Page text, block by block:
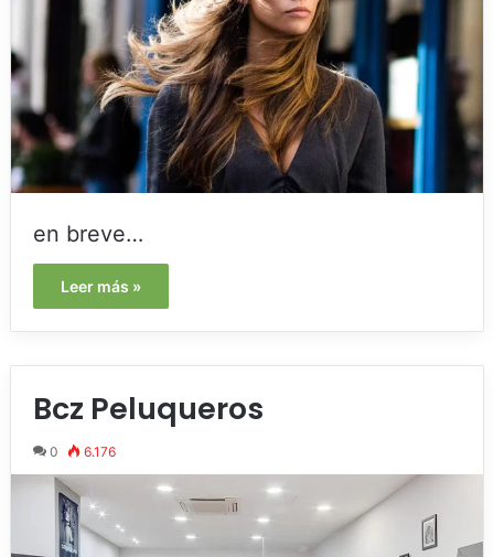
en breve…
Leer más »
Bcz Peluqueros
0 6.176